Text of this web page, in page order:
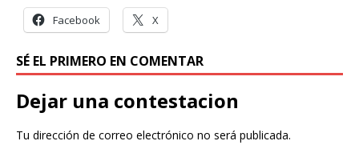
Facebook X
SÉ EL PRIMERO EN COMENTAR
Dejar una contestacion
Tu dirección de correo electrónico no será publicada.